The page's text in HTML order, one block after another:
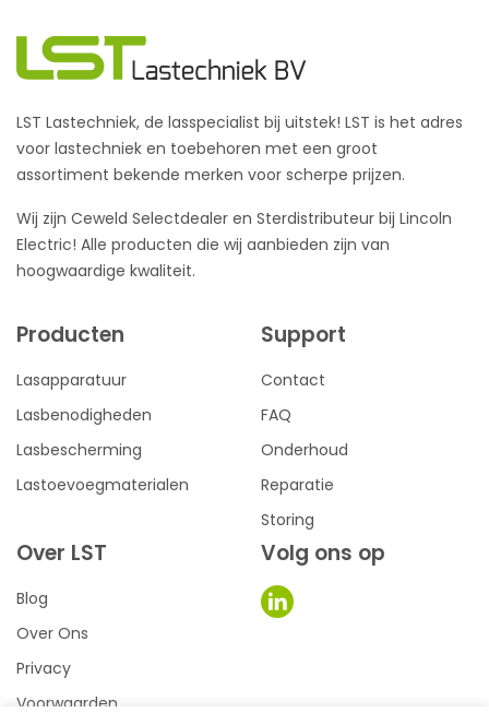
LST Lastechniek, de lasspecialist bij uitstek! LST is het adres
voor lastechniek en toebehoren met een groot
assortiment bekende merken voor scherpe prijzen.
Wij zijn Ceweld Selectdealer en Sterdistributeur bij Lincoln
Electric! Alle producten die wij aanbieden zijn van
hoogwaardige kwaliteit.
Producten
Lasapparatuur
Lasbenodigheden
Lasbescherming
Lastoevoegmaterialen
Support
Contact
FAQ
Onderhoud
Reparatie
Storing
Over LST
Blog
Over Ons
Privacy
Voorwaarden
Volg ons op